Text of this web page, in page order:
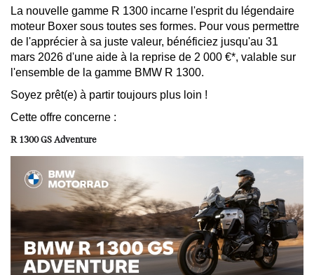
La nouvelle gamme R 1300 incarne l'esprit du légendaire
moteur Boxer sous toutes ses formes. Pour vous permettre
de l'apprécier à sa juste valeur, bénéficiez jusqu'au 31
mars 2026 d'une aide à la reprise de 2 000 €*, valable sur
l'ensemble de la gamme BMW R 1300.
Soyez prêt(e) à partir toujours plus loin !
Cette offre concerne :
R 1300 GS Adventure